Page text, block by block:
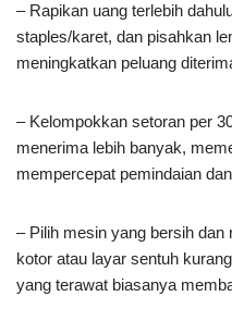
– Rapikan uang terlebih
staples/karet, dan pisahkan
meningkatkan peluang
– Kelompokkan setoran per
menerima lebih banyak,
mempercepat pemindaian
– Pilih mesin yang bersih
kotor atau layar sentuh
yang terawat biasanya